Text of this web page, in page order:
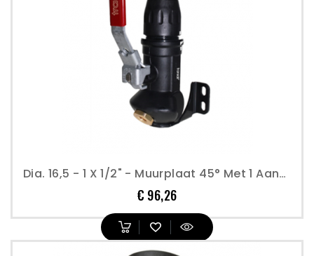
Dia. 16,5 - 1 X 1/2" - Muurplaat 45° Met 1 Aansluiting En Afsluiter - Transair
€ 96,26Prijs